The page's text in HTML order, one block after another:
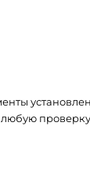
любую проверку